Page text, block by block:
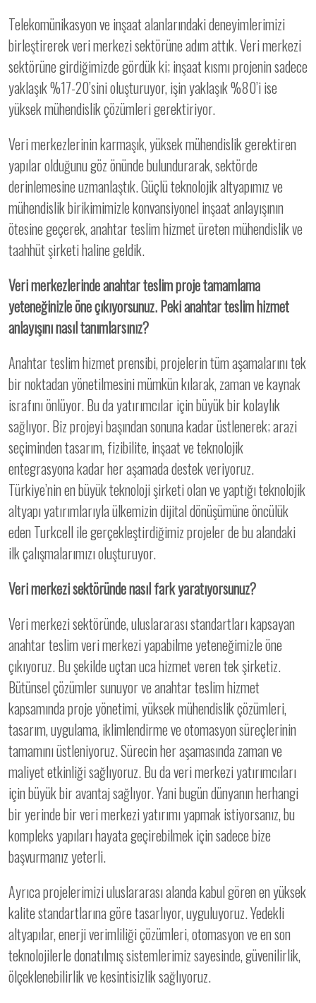
Telekomünikasyon ve inşaat alanlarındaki deneyimlerimizi
birleştirerek veri merkezi sektörüne adım attık. Veri merkezi
sektörüne girdiğimizde gördük ki; inşaat kısmı projenin sadece
yaklaşık %17-20’sini oluşturuyor, işin yaklaşık %80’i ise
yüksek mühendislik çözümleri gerektiriyor.
Veri merkezlerinin karmaşık, yüksek mühendislik gerektiren
yapılar olduğunu göz önünde bulundurarak, sektörde
derinlemesine uzmanlaştık. Güçlü teknolojik altyapımız ve
mühendislik birikimimizle konvansiyonel inşaat anlayışının
ötesine geçerek, anahtar teslim hizmet üreten mühendislik ve
taahhüt şirketi haline geldik.
Veri merkezlerinde anahtar teslim proje tamamlama
yeteneğinizle öne çıkıyorsunuz. Peki anahtar teslim hizmet
anlayışını nasıl tanımlarsınız?
Anahtar teslim hizmet prensibi, projelerin tüm aşamalarını tek
bir noktadan yönetilmesini mümkün kılarak, zaman ve kaynak
israfını önlüyor. Bu da yatırımcılar için büyük bir kolaylık
sağlıyor. Biz projeyi başından sonuna kadar üstlenerek; arazi
seçiminden tasarım, fizibilite, inşaat ve teknolojik
entegrasyona kadar her aşamada destek veriyoruz.
Türkiye’nin en büyük teknoloji şirketi olan ve yaptığı teknolojik
altyapı yatırımlarıyla ülkemizin dijital dönüşümüne öncülük
eden Turkcell ile gerçekleştirdiğimiz projeler de bu alandaki
ilk çalışmalarımızı oluşturuyor.
Veri merkezi sektöründe nasıl fark yaratıyorsunuz?
Veri merkezi sektöründe, uluslararası standartları kapsayan
anahtar teslim veri merkezi yapabilme yeteneğimizle öne
çıkıyoruz. Bu şekilde uçtan uca hizmet veren tek şirketiz.
Bütünsel çözümler sunuyor ve anahtar teslim hizmet
kapsamında proje yönetimi, yüksek mühendislik çözümleri,
tasarım, uygulama, iklimlendirme ve otomasyon süreçlerinin
tamamını üstleniyoruz. Sürecin her aşamasında zaman ve
maliyet etkinliği sağlıyoruz. Bu da veri merkezi yatırımcıları
için büyük bir avantaj sağlıyor. Yani bugün dünyanın herhangi
bir yerinde bir veri merkezi yatırımı yapmak istiyorsanız, bu
kompleks yapıları hayata geçirebilmek için sadece bize
başvurmanız yeterli.
Ayrıca projelerimizi uluslararası alanda kabul gören en yüksek
kalite standartlarına göre tasarlıyor, uyguluyoruz. Yedekli
altyapılar, enerji verimliliği çözümleri, otomasyon ve en son
teknolojilerle donatılmış sistemlerimiz sayesinde, güvenilirlik,
ölçeklenebilirlik ve kesintisizlik sağlıyoruz.